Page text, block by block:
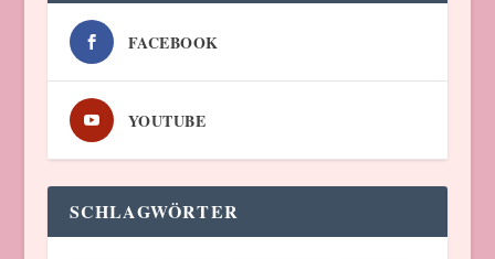
FACEBOOK
YOUTUBE
SCHLAGWÖRTER